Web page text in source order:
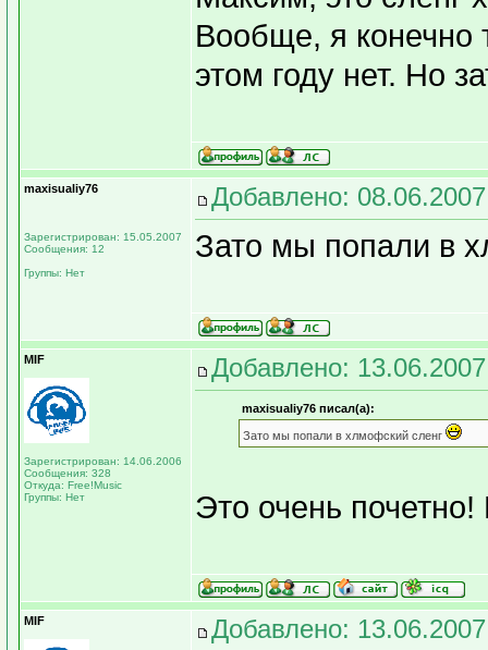
Вообще, я конечно
этом году нет. Но
maxisualiy76
Зарегистрирован: 15.05.2007
Сообщения: 12
Группы: Нет
Добавлено:
Зато мы попали в
MIF
Зарегистрирован: 14.06.2006
Сообщения: 328
Откуда: Free!Music
Группы: Нет
Добавлено:
maxisualiy76 писал(а):
Зато мы попали в хлмофский сленг
Это очень
MIF Добавлено: